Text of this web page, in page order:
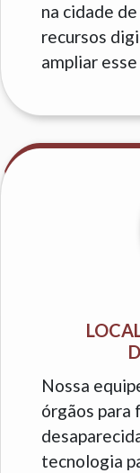
na cidade
recursos
ampliar
Nossa
órgãos para
tecnologia